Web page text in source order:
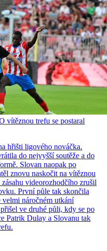
vítěznou trefu se postaral
hřišti ligového nováčka.
do nejvyšší soutěže a do
Slovan naopak po
znovu naskočit na vítěznou
videorozhodčího zrušil
První půle tak skončila
velmi náročném utkání
ve druhé půli, kdy se po
Patrik Dulay a Slovanu tak